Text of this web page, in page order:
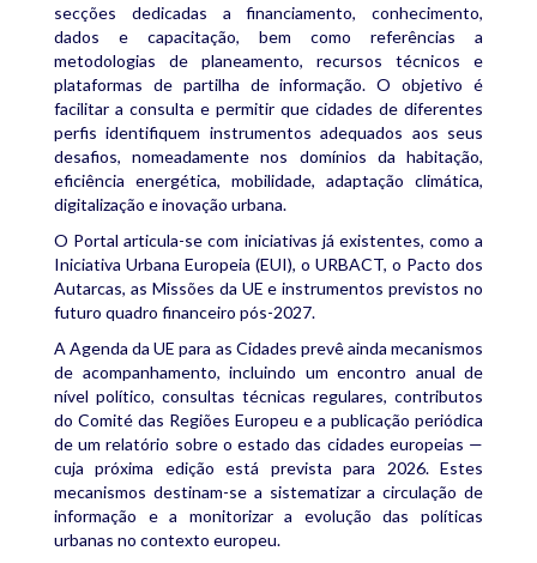
secções dedicadas a financiamento, conhecimento,
dados e capacitação, bem como referências a
metodologias de planeamento, recursos técnicos e
plataformas de partilha de informação. O objetivo é
facilitar a consulta e permitir que cidades de diferentes
perfis identifiquem instrumentos adequados aos seus
desafios, nomeadamente nos domínios da habitação,
eficiência energética, mobilidade, adaptação climática,
digitalização e inovação urbana.
O Portal articula-se com iniciativas já existentes, como a
Iniciativa Urbana Europeia (EUI), o URBACT, o Pacto dos
Autarcas, as Missões da UE e instrumentos previstos no
futuro quadro financeiro pós-2027.
A Agenda da UE para as Cidades prevê ainda mecanismos
de acompanhamento, incluindo um encontro anual de
nível político, consultas técnicas regulares, contributos
do Comité das Regiões Europeu e a publicação periódica
de um relatório sobre o estado das cidades europeias —
cuja próxima edição está prevista para 2026. Estes
mecanismos destinam-se a sistematizar a circulação de
informação e a monitorizar a evolução das políticas
urbanas no contexto europeu.